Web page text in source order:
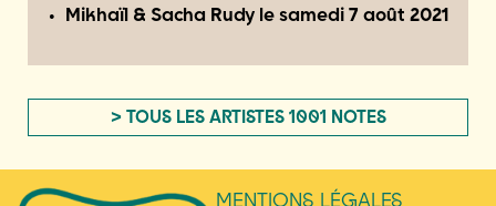
Mikhaïl & Sacha Rudy lesamedi 7 août 2021
> TOUS LES ARTISTES 1001 NOTES
MENTIONS LÉGALES